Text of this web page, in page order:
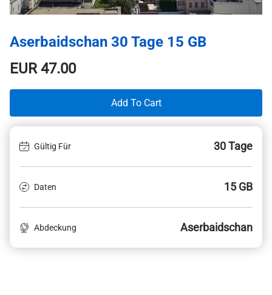
Aserbaidschan 30 Tage 15 GB
EUR47.00
Add To Cart
Gültig Für 30 Tage
Daten 15 GB
Abdeckung Aserbaidschan